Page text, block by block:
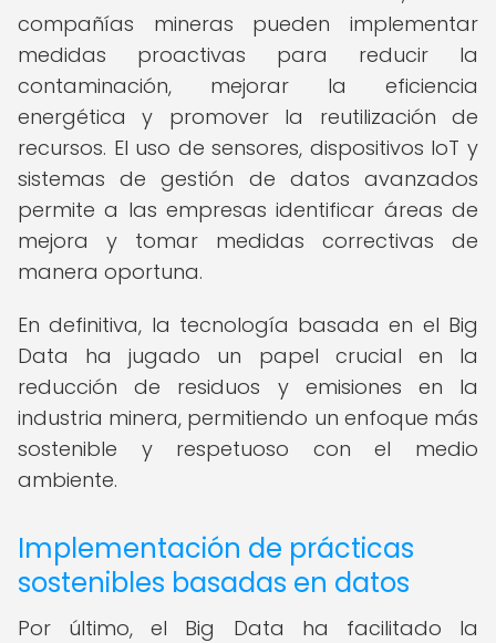
compañías mineras pueden implementar
medidas proactivas para reducir la
contaminación, mejorar la eficiencia
energética y promover la reutilización de
recursos. El uso de sensores, dispositivos IoT y
sistemas de gestión de datos avanzados
permite a las empresas identificar áreas de
mejora y tomar medidas correctivas de
manera oportuna.
En definitiva, la tecnología basada en el Big
Data ha jugado un papel crucial en la
reducción de residuos y emisiones en la
industria minera, permitiendo un enfoque más
sostenible y respetuoso con el medio
ambiente.
Implementación de prácticas
sostenibles basadas en datos
Por último, el Big Data ha facilitado la